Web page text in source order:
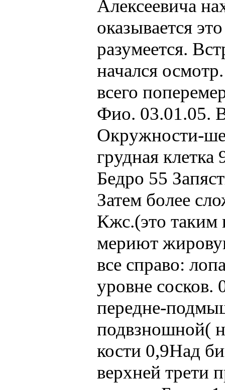
Алексеевича
оказывается
разумеется.
начался
всего
Фио. 03.01.05.
Окружности-
грудная клетка
Бедро 55
Затем более
Кжс.(это таким
мериют
все справо:
уровне
передне-
подвзношной(
кости 0,9Над
верхней трети